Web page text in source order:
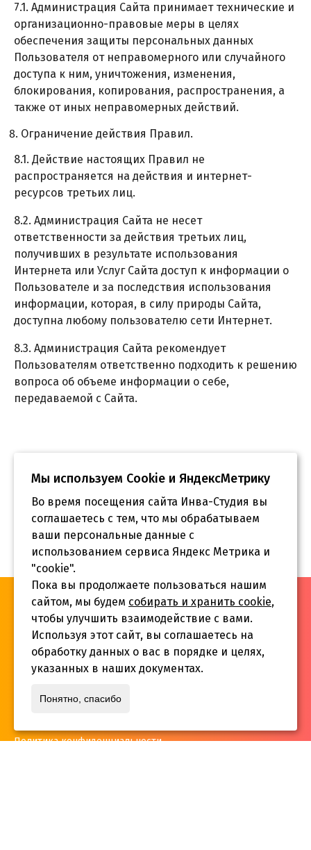
7.1. Администрация Сайта принимает технические и
организационно-правовые меры в целях
обеспечения защиты персональных данных
Пользователя от неправомерного или случайного
доступа к ним, уничтожения, изменения,
блокирования, копирования, распространения, а
также от иных неправомерных действий.
Ограничение действия Правил.
8.1. Действие настоящих Правил не
распространяется на действия и интернет-
ресурсов третьих лиц.
8.2. Администрация Сайта не несет
ответственности за действия третьих лиц,
получивших в результате использования
Интернета или Услуг Сайта доступ к информации о
Пользователе и за последствия использования
информации, которая, в силу природы Сайта,
доступна любому пользователю сети Интернет.
8.3. Администрация Сайта рекомендует
Пользователям ответственно подходить к решению
вопроса об объеме информации о себе,
передаваемой с Сайта.
«Инва-Студия. Академия. Центр социальной реабилитации»,
© 2026 г.
г. Краснодар, ул.Садовая 12/14
Политика конфиденциальности
Мы используем Сookie и ЯндексМетрику
Во время посещения сайта Инва-Студия вы
соглашаетесь с тем, что мы обрабатываем
ваши персональные данные с
использованием сервиса Яндекс Метрика и
"cookie".
Пока вы продолжаете пользоваться нашим
сайтом, мы будем собирать и хранить cookie,
чтобы улучшить взаимодействие с вами.
Используя этот сайт, вы соглашаетесь на
обработку данных о вас в порядке и целях,
указанных в наших документах.
Понятно, спасибо